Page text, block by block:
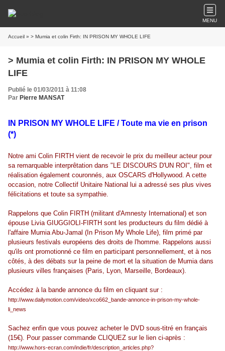
MENU
Accueil » > Mumia et colin Firth: IN PRISON MY WHOLE LIFE
> Mumia et colin Firth: IN PRISON MY WHOLE
LIFE
Publié le 01/03/2011 à 11:08
Par Pierre MANSAT
IN PRISON MY WHOLE LIFE / Toute ma vie en prison
(*)
Notre ami Colin FIRTH vient de recevoir le prix du meilleur acteur pour
sa remarquable interprêtation dans "LE DISCOURS D'UN ROI", film et
réalisation également couronnés, aux OSCARS d'Hollywood. A cette
occasion, notre Collectif Unitaire National lui a adressé ses plus vives
félicitations et toute sa sympathie.
Rappelons que Colin FIRTH (militant d'Amnesty International) et son
épouse Livia GIUGGIOLI-FIRTH sont les producteurs du film dédié à
l'affaire Mumia Abu-Jamal (In Prison My Whole Life), film primé par
plusieurs festivals européens des droits de l'homme. Rappelons aussi
qu'ils ont promotionné ce film en participant personnellement, et à nos
côtés, à des débats sur la peine de mort et la situation de Mumia dans
plusieurs villes françaises (Paris, Lyon, Marseille, Bordeaux).
Accédez à la bande annonce du film en cliquant sur :
http://www.dailymotion.com/video/xco662_bande-annonce-in-prison-my-whole-
li_news
Sachez enfin que vous pouvez acheter le DVD sous-titré en français
(15€). Pour passer commande CLIQUEZ sur le lien ci-après :
http://www.hors-ecran.com/indie/fr/description_articles.php?